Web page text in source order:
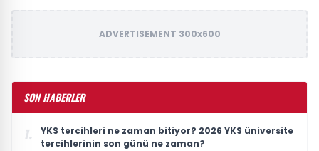
ADVERTISEMENT 300x600
SON HABERLER
1.
YKS tercihleri ne zaman bitiyor? 2026 YKS üniversite
tercihlerinin son günü ne zaman?